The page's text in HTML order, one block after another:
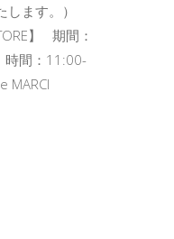
たします。）
】 期間：
間：11:00-
MARCI